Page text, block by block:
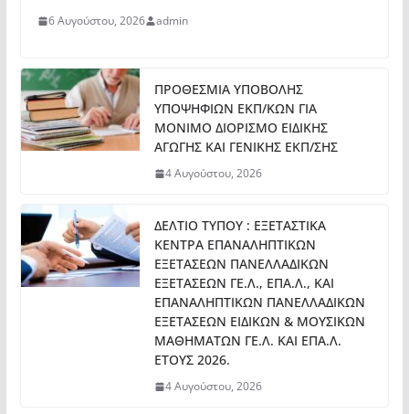
6 Αυγούστου, 2026 admin
ΠΡΟΘΕΣΜΙΑ ΥΠΟΒΟΛΗΣ
ΥΠΟΨΗΦΙΩΝ ΕΚΠ/ΚΩΝ ΓΙΑ
ΜΟΝΙΜΟ ΔΙΟΡΙΣΜΟ ΕΙΔΙΚΗΣ
ΑΓΩΓΗΣ ΚΑΙ ΓΕΝΙΚΗΣ ΕΚΠ/ΣΗΣ
4 Αυγούστου, 2026
ΔΕΛΤΙΟ ΤΥΠΟΥ : ΕΞΕΤΑΣΤΙΚΑ
ΚΕΝΤΡΑ ΕΠΑΝΑΛΗΠΤΙΚΩΝ
ΕΞΕΤΑΣΕΩΝ ΠΑΝΕΛΛΑΔΙΚΩΝ
ΕΞΕΤΑΣΕΩΝ ΓΕ.Λ., ΕΠΑ.Λ., ΚΑΙ
ΕΠΑΝΑΛΗΠΤΙΚΩΝ ΠΑΝΕΛΛΑΔΙΚΩΝ
ΕΞΕΤΑΣΕΩΝ ΕΙΔΙΚΩΝ & ΜΟΥΣΙΚΩΝ
ΜΑΘΗΜΑΤΩΝ ΓΕ.Λ. ΚΑΙ ΕΠΑ.Λ.
ΕΤΟΥΣ 2026.
4 Αυγούστου, 2026